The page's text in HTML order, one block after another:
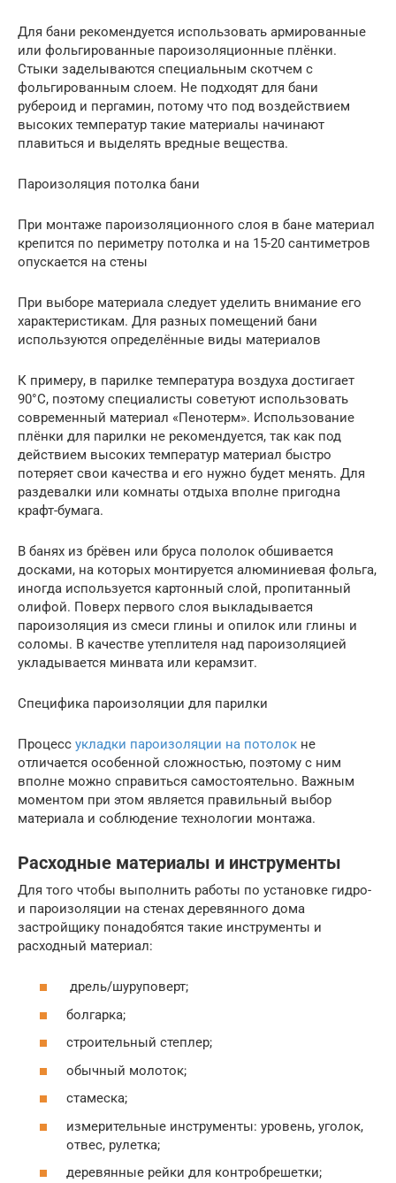
Для бани рекомендуется использовать армированные
или фольгированные пароизоляционные плёнки.
Стыки заделываются специальным скотчем с
фольгированным слоем. Не подходят для бани
рубероид и пергамин, потому что под воздействием
высоких температур такие материалы начинают
плавиться и выделять вредные вещества.
Пароизоляция потолка бани
При монтаже пароизоляционного слоя в бане материал
крепится по периметру потолка и на 15-20 сантиметров
опускается на стены
При выборе материала следует уделить внимание его
характеристикам. Для разных помещений бани
используются определённые виды материалов
К примеру, в парилке температура воздуха достигает
90°C, поэтому специалисты советуют использовать
современный материал «Пенотерм». Использование
плёнки для парилки не рекомендуется, так как под
действием высоких температур материал быстро
потеряет свои качества и его нужно будет менять. Для
раздевалки или комнаты отдыха вполне пригодна
крафт-бумага.
В банях из брёвен или бруса пололок обшивается
досками, на которых монтируется алюминиевая фольга,
иногда используется картонный слой, пропитанный
олифой. Поверх первого слоя выкладывается
пароизоляция из смеси глины и опилок или глины и
соломы. В качестве утеплителя над пароизоляцией
укладывается минвата или керамзит.
Специфика пароизоляции для парилки
Процесс укладки пароизоляции на потолок не
отличается особенной сложностью, поэтому с ним
вполне можно справиться самостоятельно. Важным
моментом при этом является правильный выбор
материала и соблюдение технологии монтажа.
Расходные материалы и инструменты
Для того чтобы выполнить работы по установке гидро-
и пароизоляции на стенах деревянного дома
застройщику понадобятся такие инструменты и
расходный материал:
дрель/шуруповерт;
болгарка;
строительный степлер;
обычный молоток;
стамеска;
измерительные инструменты: уровень, уголок,
отвес, рулетка;
деревянные рейки для контробрешетки;